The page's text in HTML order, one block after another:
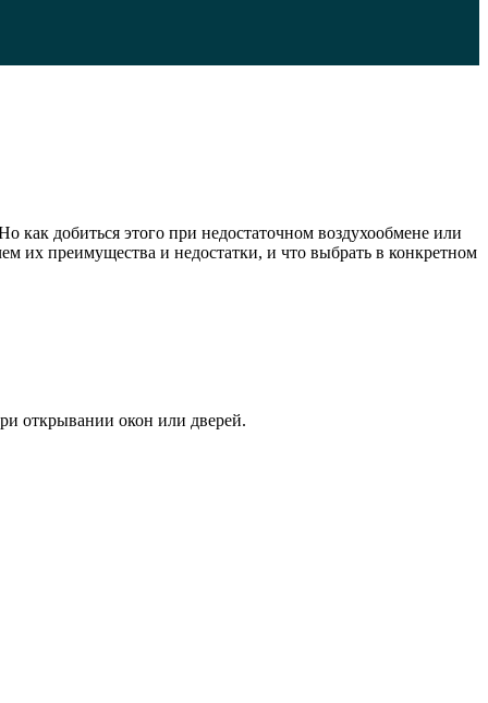
добиться этого при недостаточном воздухообмене или
их преимущества и недостатки, и что выбрать в конкретном
открывании окон или дверей.